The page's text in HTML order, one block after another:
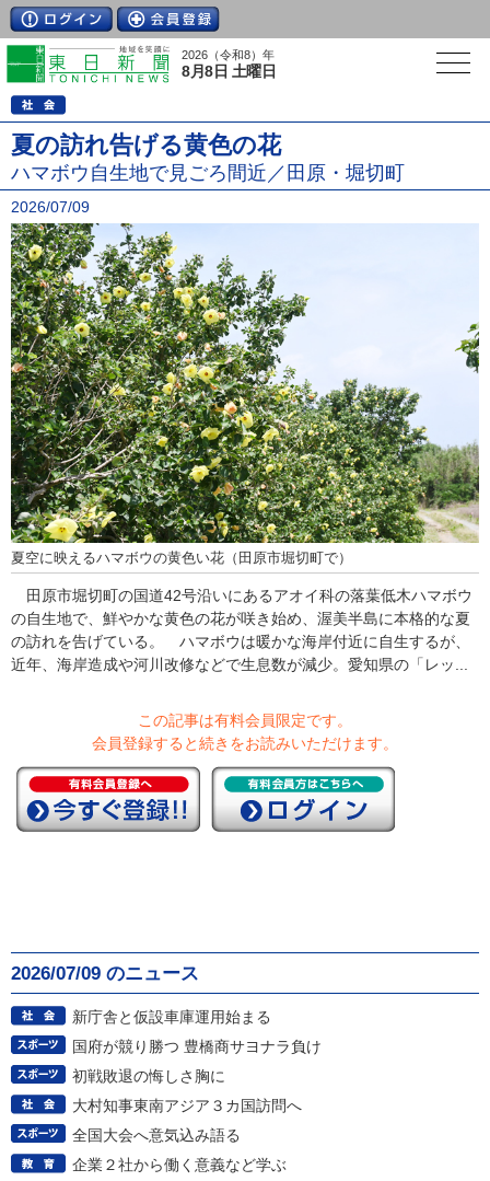
2026（令和8）年
8月8日 土曜日
夏の訪れ告げる黄色の花
ハマボウ自生地で見ごろ間近／田原・堀切町
2026/07/09
夏空に映えるハマボウの黄色い花（田原市堀切町で）
田原市堀切町の国道42号沿いにあるアオイ科の落葉低木ハマボウ
の自生地で、鮮やかな黄色の花が咲き始め、渥美半島に本格的な夏
の訪れを告げている。 ハマボウは暖かな海岸付近に自生するが、
近年、海岸造成や河川改修などで生息数が減少。愛知県の「レッ...
この記事は有料会員限定です。
会員登録すると続きをお読みいただけます。
2026/07/09 のニュース
新庁舎と仮設車庫運用始まる
国府が競り勝つ 豊橋商サヨナラ負け
初戦敗退の悔しさ胸に
大村知事東南アジア３カ国訪問へ
全国大会へ意気込み語る
企業２社から働く意義など学ぶ